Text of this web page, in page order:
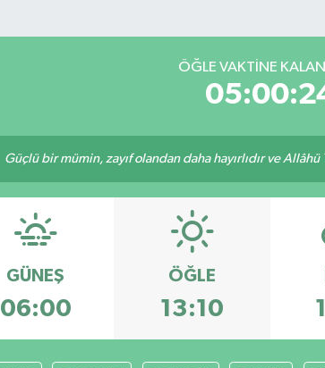
ÖĞLE VAKTINE KALAN
Güçlü bir mümin, zayıf olandan daha hayırlıdır ve
GÜNEŞ
06:00
ÖĞLE
13:10